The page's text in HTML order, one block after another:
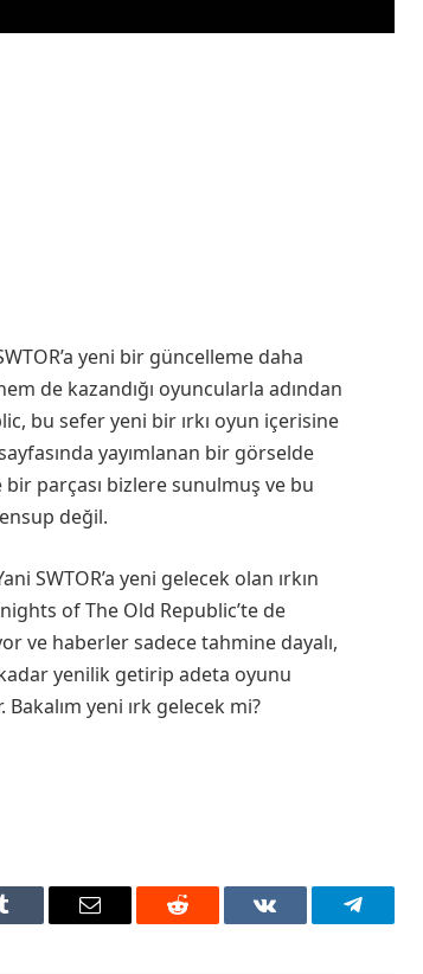
yeni bir güncelleme daha
de kazandığı oyuncularla adından
bu sefer yeni bir ırkı oyun içerisine
yayımlanan bir görselde
parçası bizlere sunulmuş ve bu
değil.
SWTOR’a yeni gelecek olan ırkın
of The Old Republic’te de
ve haberler sadece tahmine dayalı,
yenilik getirip adeta oyunu
yeni ırk gelecek mi?
Tumblr Email Reddit VKontakteTelegram